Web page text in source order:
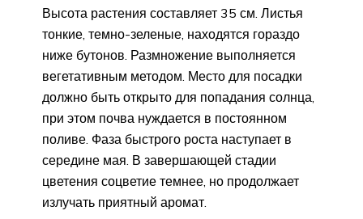
Высота растения составляет 35 см. Листья
тонкие, темно-зеленые, находятся гораздо
ниже бутонов. Размножение выполняется
вегетативным методом. Место для посадки
должно быть открыто для попадания солнца,
при этом почва нуждается в постоянном
поливе. Фаза быстрого роста наступает в
середине мая. В завершающей стадии
цветения соцветие темнее, но продолжает
излучать приятный аромат.